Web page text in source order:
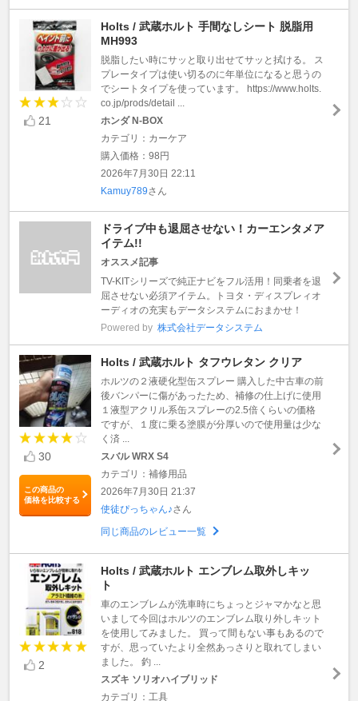
21
Holts / 武蔵ホルト 手間なしシート 脱脂用
MH993
脱脂したい時にサッと取り出せてサッと拭ける。 ス
プレータイプは使い切るのに年単位になると思うの
でシートタイプを使っています。 https://www.holts.
co.jp/prods/detail ...
ホンダ N-BOX
カテゴリ：カーケア
購入価格：98円
2026年7月30日 22:11
Kamuy789さん
ドライブ中も退屈させない！カーエンタメア
イテム!!
オススメ記事
TV-KITシリーズで純正ナビをフル活用！同乗者を退
屈させない必須アイテム。トヨタ・ディスプレィオ
ーディオの充実もデータシステムにおまかせ！
Powered by 株式会社データシステム
30
この商品の
価格を比較する
Holts / 武蔵ホルト タフウレタン クリア
ホルツの２液硬化型缶スプレー 購入した中古車の前
後バンパーに傷があったため、補修の仕上げに使用
１液型アクリル系缶スプレーの2.5倍くらいの価格
ですが、１度に乗る塗膜が分厚いので使用量は少な
く済 ...
スバル WRX S4
カテゴリ：補修用品
2026年7月30日 21:37
使徒ぴっちゃん♪さん
同じ商品のレビュー一覧
2
Holts / 武蔵ホルト エンブレム取外しキッ
ト
車のエンブレムが洗車時にちょっとジャマかなと思
いまして今回はホルツのエンブレム取り外しキット
を使用してみました。 買って間もない事もあるので
すが、思っていたより全然あっさりと取れてしまい
ました。 釣 ...
スズキ ソリオハイブリッド
カテゴリ：工具